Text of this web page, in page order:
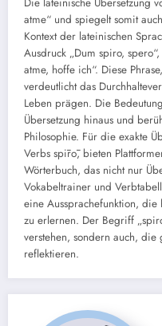
atme“ und spiegelt somit
Kontext der lateinischen
Ausdruck „Dum spiro,
atme, hoffe ich“. Diese
verdeutlicht das
Leben prägen. Die
Übersetzung hinaus und
Philosophie. Für die exakte
Verbs spīrō, bieten
Wörterbuch, das nicht nur
Vokabeltrainer und
eine Aussprachefunktion,
zu erlernen. Der Begriff
verstehen, sondern auch, die
reflektieren.